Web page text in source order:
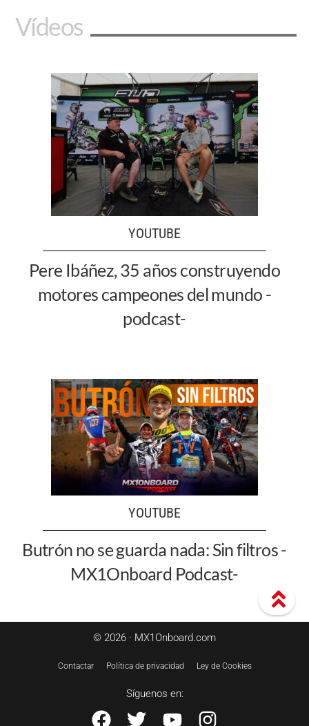
Vídeos
YOUTUBE
Pere Ibáñez, 35 años construyendo
motores campeones del mundo -
podcast-
YOUTUBE
Butrón no se guarda nada: Sin filtros -
MX1Onboard Podcast-
© 2026 · MX1Onboard.com
Contactar Política de privacidad Ley de Cookies
Síguenos en: